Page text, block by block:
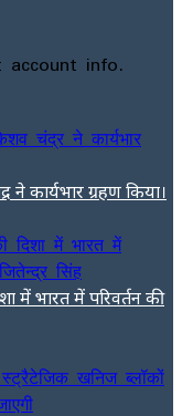
info.
कार्यभार ग्रहण किया।
में भारत में परिवर्तन की